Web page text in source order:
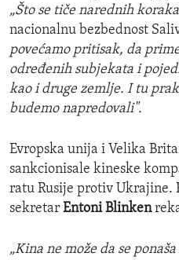
„Što se tiče narednih
nacionalnu bezbednost
povećamo pritisak, da
određenih subjekata i
kao i druge zemlje. I tu
budemo napredovali".
Evropska unija i Velika
sankcionisale kineske
ratu Rusije protiv Ukrajine.
sekretar Entoni Blinken
„Kina ne može da se